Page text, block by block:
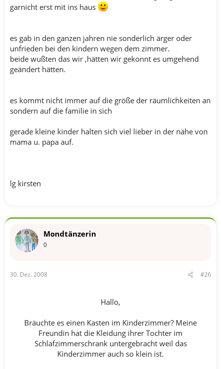
garnicht erst mit ins haus
es gab in den ganzen jahren nie sonderlich ärger oder
unfrieden bei den kindern wegen dem zimmer.
beide wußten das wir ,hätten wir gekonnt es umgehend
geändert hätten.
es kommt nicht immer auf die größe der räumlichkeiten an
sondern auf die familie in sich
gerade kleine kinder halten sich viel lieber in der nähe von
mama u. papa auf.
lg kirsten
Mondtänzerin
0
30. Dez. 2008 #26
Hallo,
Bräuchte es einen Kasten im Kinderzimmer? Meine
Freundin hat die Kleidung ihrer Tochter im
Schlafzimmerschrank untergebracht weil das
Kinderzimmer auch so klein ist.